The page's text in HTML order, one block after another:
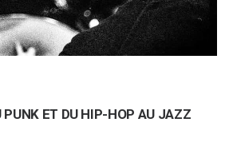
PUNK ET DU HIP-HOP AU JAZZ